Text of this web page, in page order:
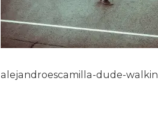
alejandroescamilla-dude-walkin